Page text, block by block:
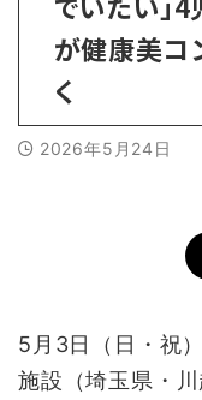
が健康美コ
く
2026年5月24日
5 月 3日（日・祝
施設（埼玉県・